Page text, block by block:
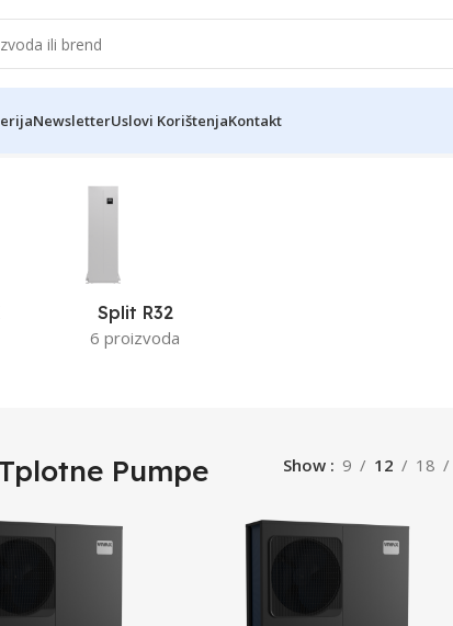
NewsletterUslovi KorištenjaKontakt
Split R32
6 proizvoda
Pumpe Show 9 12 18